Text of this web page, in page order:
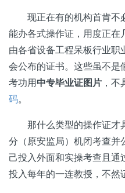
现正在有的机构首肯不
能办各式操作证，用度正在
由各省设备工程呆板行业
会公布的证书。这些虽不是
考功用中专毕业证图片 ，
码。
那什么类型的操作证才
分（原安监局）机闭考查并
己投入外面和实操考查且
投入每年的一连教授，不然